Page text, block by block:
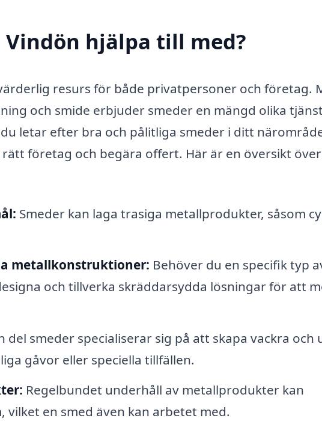
Vindön hjälpa till med?
resurs för både privatpersoner och företag.
och smide erbjuder smeder en mängd olika
letar efter bra och pålitliga smeder i ditt
företag och begära offert. Här är en översikt
Smeder kan laga trasiga metallprodukter, såsom
metallkonstruktioner: Behöver du en specifik typ
och tillverka skräddarsydda lösningar för att
del smeder specialiserar sig på att skapa vackra och
gåvor eller speciella tillfällen.
Regelbundet underhåll av metallprodukter kan
vilket en smed även kan arbetet med.